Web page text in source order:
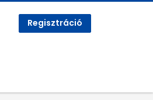
Regisztráció